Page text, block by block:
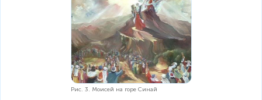
Рис. 3. Моисей на горе Синай